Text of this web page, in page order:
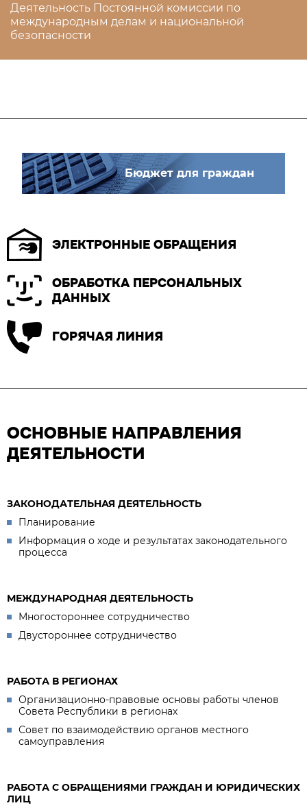
Деятельность Постоянной комиссии по
международным делам и национальной
безопасности
Бюджет для граждан
ЭЛЕКТРОННЫЕ ОБРАЩЕНИЯ
ОБРАБОТКА ПЕРСОНАЛЬНЫХ
ДАННЫХ
ГОРЯЧАЯ ЛИНИЯ
ОСНОВНЫЕ НАПРАВЛЕНИЯ
ДЕЯТЕЛЬНОСТИ
ЗАКОНОДАТЕЛЬНАЯ ДЕЯТЕЛЬНОСТЬ
Планирование
Информация о ходе и результатах законодательного
процесса
МЕЖДУНАРОДНАЯ ДЕЯТЕЛЬНОСТЬ
Многостороннее сотрудничество
Двустороннее сотрудничество
РАБОТА В РЕГИОНАХ
Организационно-правовые основы работы членов
Совета Республики в регионах
Совет по взаимодействию органов местного
самоуправления
РАБОТА С ОБРАЩЕНИЯМИ ГРАЖДАН И ЮРИДИЧЕСКИХ
ЛИЦ